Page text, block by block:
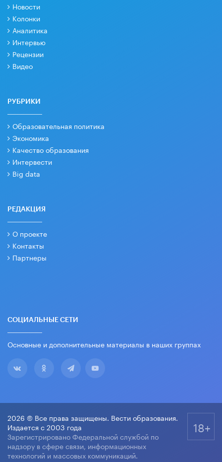
Новости
Колонки
Аналитика
Интервью
Рецензии
Видео
РУБРИКИ
Образовательная политика
Экономика
Качество образования
Интервести
Big data
РЕДАКЦИЯ
О проекте
Контакты
Партнеры
СОЦИАЛЬНЫЕ СЕТИ
Основные и дополнительные материалы в наших группах
2026 © Все права защищены. Вести образования.
Издается с 2003 года
Зарегистрировано Федеральной службой по
надзору в сфере связи, информационных
технологий и массовых коммуникаций.
18+